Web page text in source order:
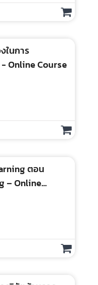
สารข้อมูลในงาน
ตร์สุขภาพ
In
- Online